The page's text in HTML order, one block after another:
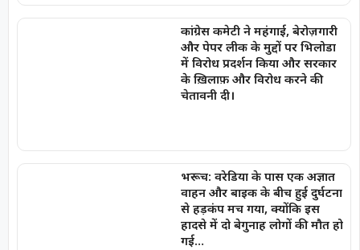
कांग्रेस कमेटी ने महंगाई, बेरोज़गारी
और पेपर लीक के मुद्दों पर भिलोडा
में विरोध प्रदर्शन किया और सरकार
के ख़िलाफ़ और विरोध करने की
चेतावनी दी।
भरूच: वरेडिया के पास एक अज्ञात
वाहन और बाइक के बीच हुई दुर्घटना
से हड़कंप मच गया, क्योंकि इस
हादसे में दो बेगुनाह लोगों की मौत हो
गई…